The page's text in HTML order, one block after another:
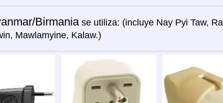
Birmania se utiliza: (incluye Nay Pyi Taw,
Mawlamyine, Kalaw.)